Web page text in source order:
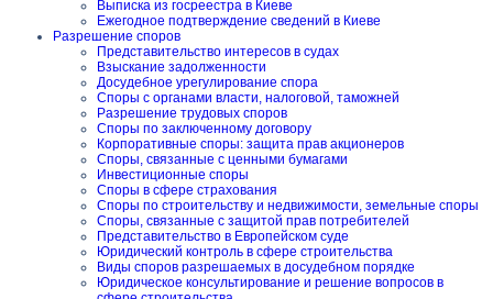
Выписка из госреестра в Киеве
Ежегодное подтверждение сведений в Киеве
Разрешение споров
Представительство интересов в судах
Взыскание задолженности
Досудебное урегулирование спора
Споры с органами власти, налоговой, таможней
Разрешение трудовых споров
Споры по заключенному договору
Корпоративные споры: защита прав акционеров
Споры, связанные с ценными бумагами
Инвестиционные споры
Споры в сфере страхования
Споры по строительству и недвижимости, земельные споры
Споры, связанные с защитой прав потребителей
Представительство в Европейском суде
Юридический контроль в сфере строительства
Виды споров разрешаемых в досудебном порядке
Юридическое консультирование и решение вопросов в